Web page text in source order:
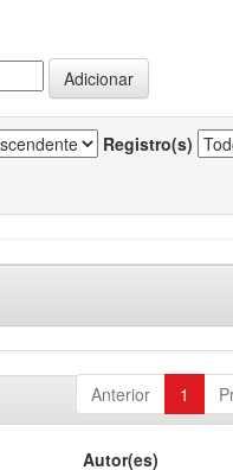
Registro(s)
Anterior 1
Autor(es)